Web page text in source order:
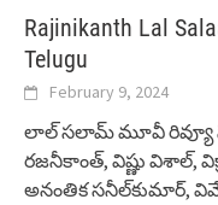
Rajinikanth Lal
Telugu
February 9, 2024
లాల్ సలామ్ మూవీ రివ్యూ
రజనీకాంత్, విష్ణు విశాల్,
అనంతిక సనీల్‌కుమార్, వివేక్